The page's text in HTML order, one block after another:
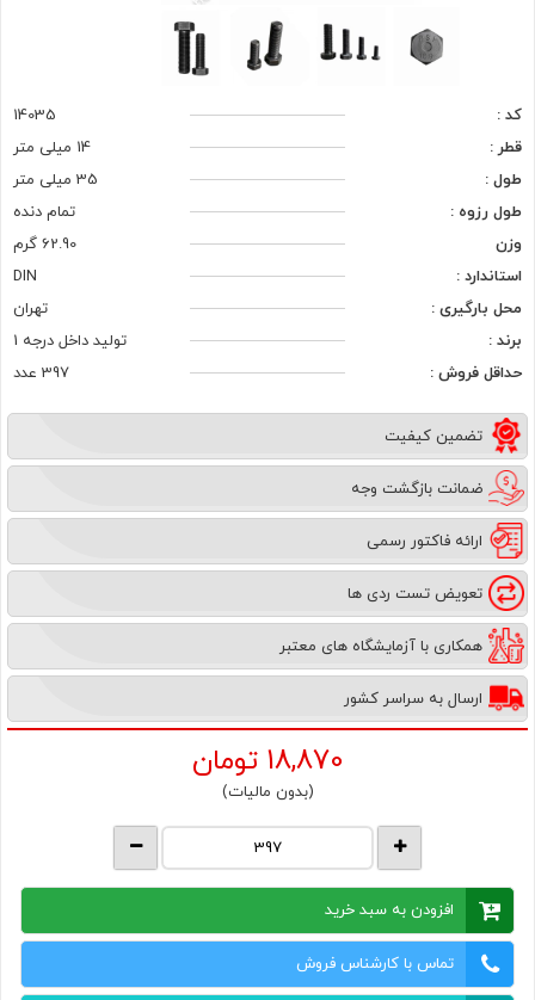
کد :
14035
قطر :
14 میلی متر
طول :
35 میلی متر
طول رزوه :
تمام دنده
وزن
62.90 گرم
استاندارد :
DIN
محل بارگیری :
تهران
برند :
تولید داخل درجه 1
حداقل فروش :
397 عدد
تضمین کیفیت
ضمانت بازگشت وجه
ارائه فاکتور رسمی
تعویض تست ردی ها
همکاری با آزمایشگاه های معتبر
ارسال به سراسر کشور
18,870 تومان
(بدون مالیات)
افزودن به سبد خرید
تماس با کارشناس فروش